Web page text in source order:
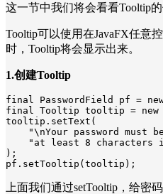
这一节中我们将会看看Tooltip的
Tooltip可以使用在JavaFX任意
时，Tooltip将会显示出来。
1.创建Tooltip
final PasswordField pf =
final Tooltip tooltip =
tooltip.setText(
"\nYour password must
"at least 8 characters
);
pf.setTooltip(tooltip);
上面我们通过setTooltip，给密